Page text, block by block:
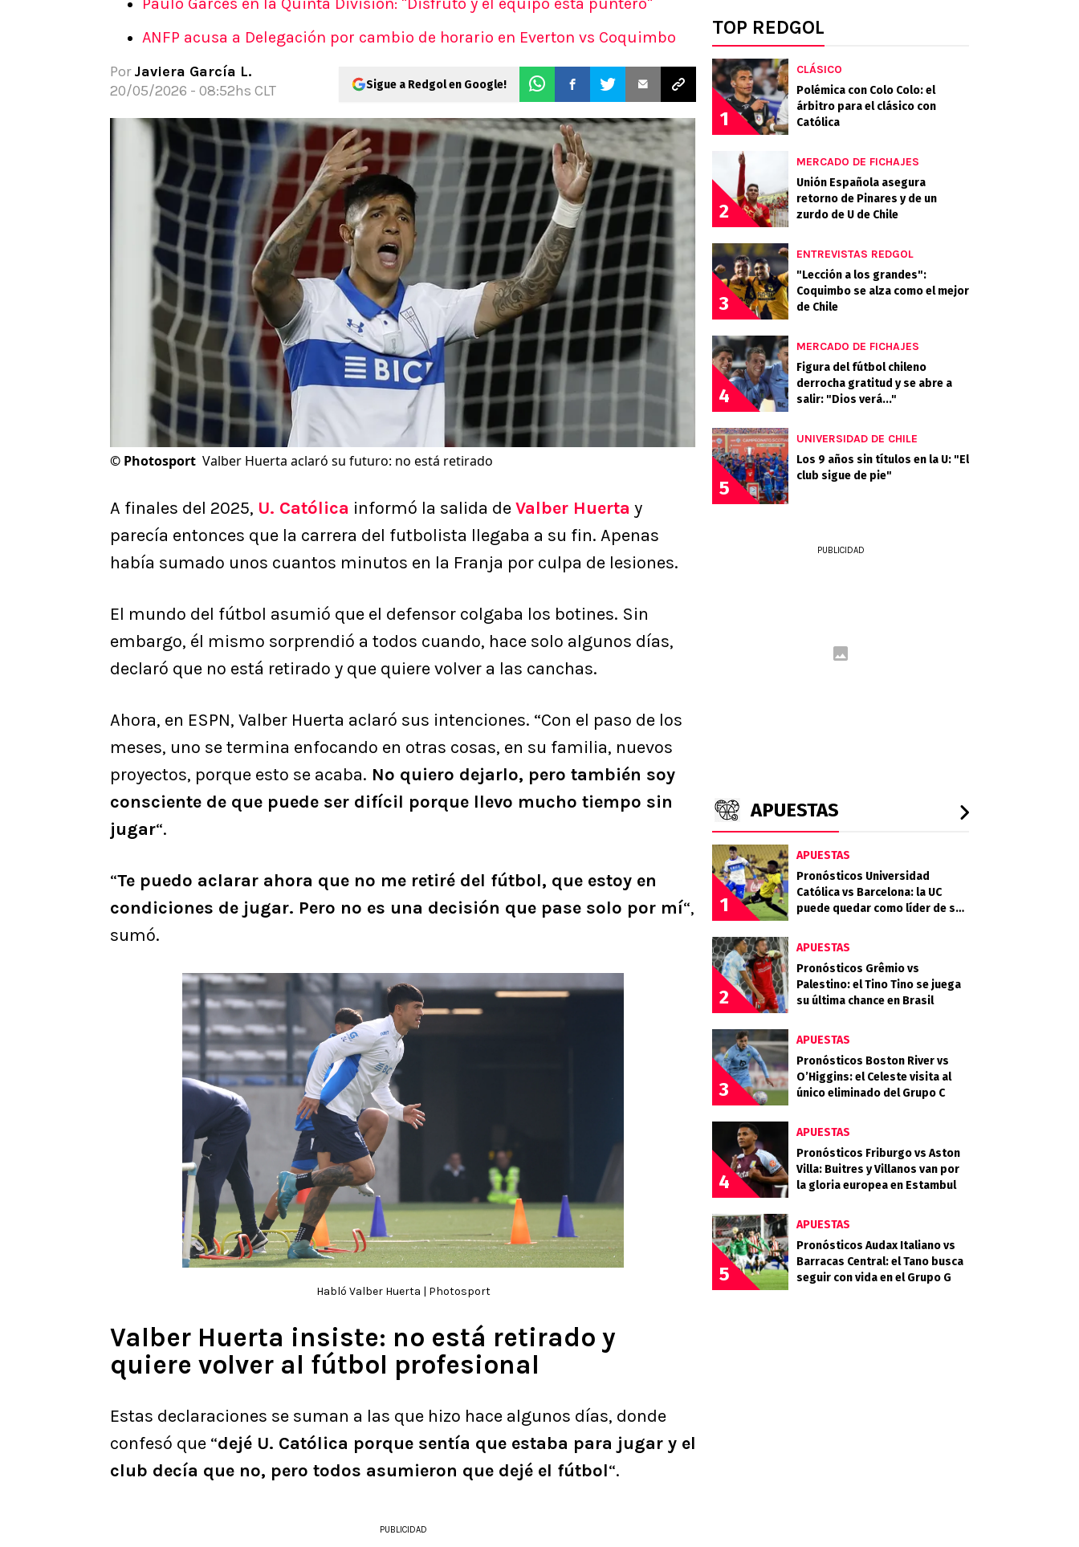
Apuesta del día
Apuestas Mundial 2026
ANFP acusa a Delegación por cambio de horario en Everton vs Coquimbo
Por Javiera García L.
20/05/2026 - 08:52hs CLT
Sigue a Redgol en Google!
© Photosport Valber Huerta aclaró su futuro: no está retirado
A finales del 2025, U. Católica informó la salida deValber Huerta y
parecía entonces que la carrera del futbolista llegaba a su fin. Apenas
había sumado unos cuantos minutos en la Franja por culpa de lesiones.
El mundo del fútbol asumió que el defensor colgaba los botines. Sin
embargo, él mismo sorprendió a todos cuando, hace solo algunos días,
declaró que no está retirado y que quiere volver a las canchas.
Ahora, en ESPN, Valber Huerta aclaró sus intenciones. “Con el paso de los
meses, uno se termina enfocando en otras cosas, en su familia, nuevos
proyectos, porque esto se acaba. No quiero dejarlo, pero también soy
consciente de que puede ser difícil porque llevo mucho tiempo sin
jugar“.
“Te puedo aclarar ahora que no me retiré del fútbol, que estoy en
condiciones de jugar. Pero no es una decisión que pase solo por mí“,
sumó.
Habló Valber Huerta | Photosport
Valber Huerta insiste: no está retirado y
quiere volver al fútbol profesional
Estas declaraciones se suman a las que hizo hace algunos días, donde
confesó que “dejé U. Católica porque sentía que estaba para jugar y el
club decía que no, pero todos asumieron que dejé el fútbol“.
PUBLICIDAD
TOP REDGOL
1
CLÁSICO
Polémica con Colo Colo: el
árbitro para el clásico con
Católica
2
MERCADO DE FICHAJES
Unión Española asegura
retorno de Pinares y de un
zurdo de U de Chile
3
ENTREVISTAS REDGOL
"Lección a los grandes":
Coquimbo se alza como el mejor
de Chile
4
MERCADO DE FICHAJES
Figura del fútbol chileno
derrocha gratitud y se abre a
salir: "Dios verá..."
5
UNIVERSIDAD DE CHILE
Los 9 años sin títulos en la U: "El
club sigue de pie"
PUBLICIDAD
APUESTAS
1
APUESTAS
Pronósticos Universidad
Católica vs Barcelona: la UC
puede quedar como líder de su
2
APUESTAS
Pronósticos Grêmio vs
Palestino: el Tino Tino se juega
su última chance en Brasil
3
APUESTAS
Pronósticos Boston River vs
O’Higgins: el Celeste visita al
único eliminado del Grupo C
4
APUESTAS
Pronósticos Friburgo vs Aston
Villa: Buitres y Villanos van por
la gloria europea en Estambul
5
APUESTAS
Pronósticos Audax Italiano vs
Barracas Central: el Tano busca
seguir con vida en el Grupo G